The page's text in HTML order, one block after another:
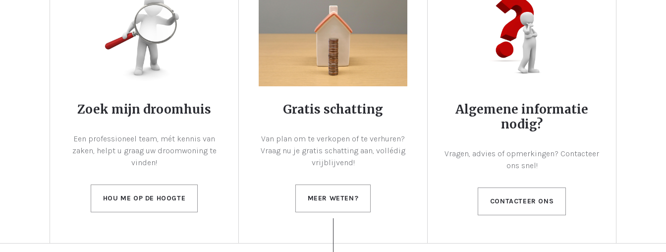
Zoek mijn droomhuis
Een professioneel team, mét kennis van
zaken, helpt u graag uw droomwoning te
vinden!
HOU ME OP DE HOOGTE
Gratis schatting
Van plan om te verkopen of te verhuren?
Vraag nu je gratis schatting aan, vollédig
vrijblijvend!
MEER WETEN?
Algemene informatie
nodig?
Vragen, advies of opmerkingen? Contacteer
ons snel!
CONTACTEER ONS